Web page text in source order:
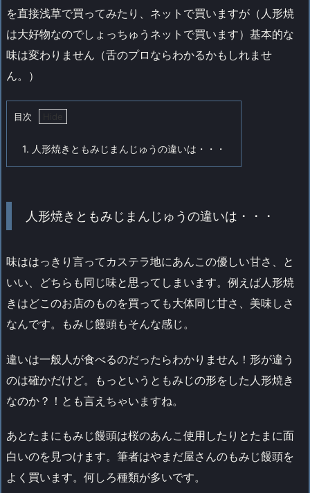
を直接浅草で買ってみたり、ネットで買いますが（人形焼
は大好物なのでしょっちゅうネットで買います）基本的な
味は変わりません（舌のプロならわかるかもしれませ
ん。）
目次
1. 人形焼きともみじまんじゅうの違いは・・・
人形焼きともみじまんじゅうの違いは・・・
味ははっきり言ってカステラ地にあんこの優しい甘さ、と
いい、どちらも同じ味と思ってしまいます。例えば人形焼
きはどこのお店のものを買っても大体同じ甘さ、美味しさ
なんです。もみじ饅頭もそんな感じ。
違いは一般人が食べるのだったらわかりません！形が違う
のは確かだけど。もっというともみじの形をした人形焼き
なのか？！とも言えちゃいますね。
あとたまにもみじ饅頭は桜のあんこ使用したりとたまに面
白いのを見つけます。筆者はやまだ屋さんのもみじ饅頭を
よく買います。何しろ種類が多いです。